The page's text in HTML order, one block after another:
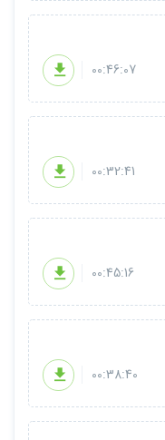
را مشاهده کنید.
درکنار هم بگذرانیم .
شما دوستان از نحوه و
00:46:07
00:32:41
00:45:16
00:38:40